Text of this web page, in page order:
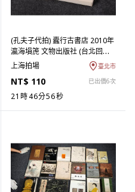
(孔夫子代拍) 蠹行古書店 2010年
瀛海塤箎 文物出版社 (台北回歸
物件) (ASH-IAFH02)AD
上海拍場 臺北市
NT$ 110 已出價6次
21時46分55秒